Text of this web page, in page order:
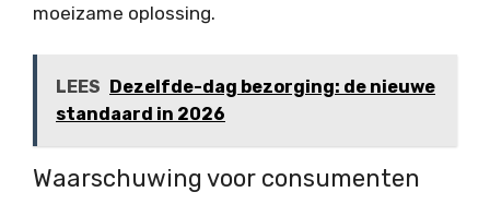
moeizame oplossing.
LEES Dezelfde-dag bezorging: de nieuwe
standaard in 2026
Waarschuwing voor consumenten